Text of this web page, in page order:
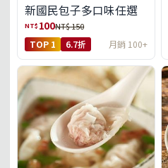
新國民包子多口味任選
NT$ 100NT$ 150
TOP 1 6.7折 月銷 100+